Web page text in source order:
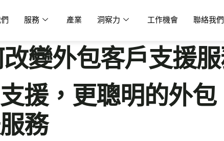
服務 產業 洞察力 工作機會 聯絡我們
變外包客戶支援
援，更聰明的外
務